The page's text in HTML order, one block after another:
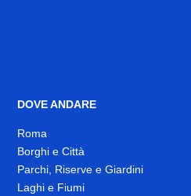
DOVE ANDARE
Roma
Borghi e Città
Parchi, Riserve e Giardini
Laghi e Fiumi